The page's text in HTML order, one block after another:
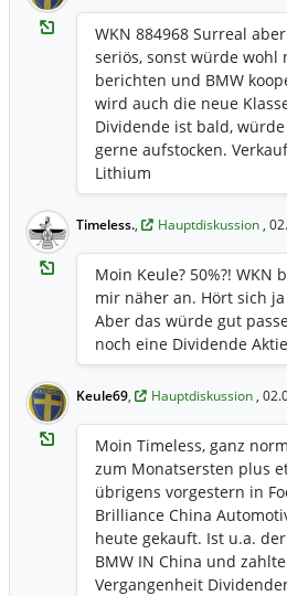
WKN 884968 Surreal
seriös, sonst würde wohl
berichten und BMW
wird auch die neue
Dividende ist bald,
gerne aufstocken.
Lithium
Timeless., Hauptdiskussion ,
Moin Keule? 50%?! WKN
mir näher an. Hört sich
Aber das würde gut
noch eine Dividende
Keule69, Hauptdiskussion ,
Moin Timeless, ganz
zum Monatsersten plus
übrigens vorgestern in
Brilliance China
heute gekauft. Ist u.a. der
BMW IN China und
Vergangenheit